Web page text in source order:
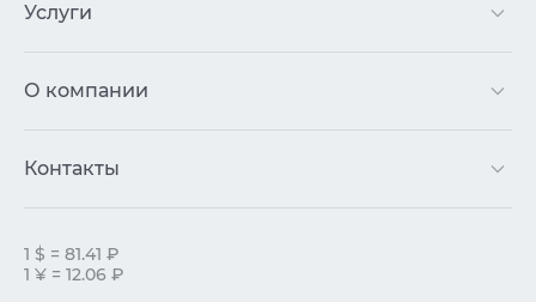
Услуги
О компании
Контакты
1 $ = 81.41 ₽
1 ¥ = 12.06 ₽